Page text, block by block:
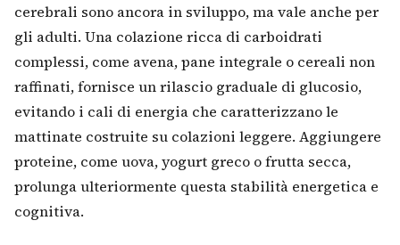
cerebrali sono ancora in sviluppo, ma vale anche per
gli adulti. Una colazione ricca di carboidrati
complessi, come avena, pane integrale o cereali non
raffinati, fornisce un rilascio graduale di glucosio,
evitando i cali di energia che caratterizzano le
mattinate costruite su colazioni leggere. Aggiungere
proteine, come uova, yogurt greco o frutta secca,
prolunga ulteriormente questa stabilità energetica e
cognitiva.